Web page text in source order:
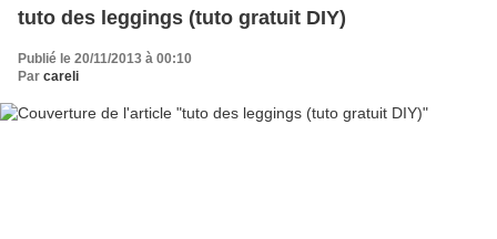
tuto des leggings (tuto gratuit DIY)
Publié le 20/11/2013 à 00:10
Par careli